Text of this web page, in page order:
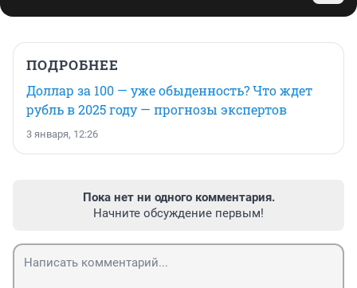
ПОДРОБНЕЕ
Доллар за 100 — уже обыденность? Что ждет
рубль в 2025 году — прогнозы экспертов
3 января, 12:26
Пока нет ни одного комментария.
Начните обсуждение первым!